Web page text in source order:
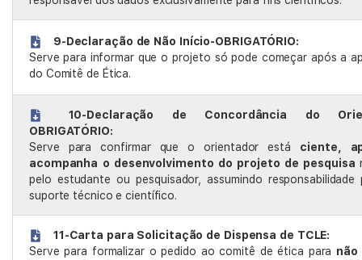
9-Declaração de Não Início-OBRIGATÓRIO:
Serve para informar que o projeto só pode começar após a
do Comitê de Ética.
10-Declaração de Concordância do
OBRIGATÓRIO:
Serve para confirmar que o orientador está ciente,
acompanha o desenvolvimento do projeto de pesquisa
pelo estudante ou pesquisador, assumindo responsabilidade
suporte técnico e científico.
11-Carta para Solicitação de Dispensa de TCLE:
Serve para formalizar o pedido ao comitê de ética para não